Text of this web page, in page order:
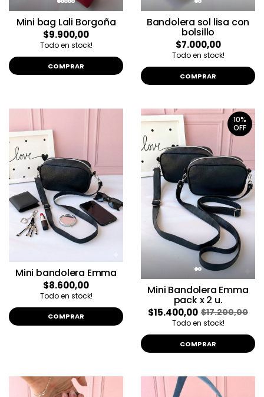
Mini bag Lali Borgoña
$9.900,00
Todo en stock!
COMPRAR
Bandolera sol lisa con
bolsillo
$7.000,00
Todo en stock!
COMPRAR
Mini bandolera Emma
$8.600,00
Todo en stock!
COMPRAR
10%
OFF
Mini Bandolera Emma
pack x 2 u.
$15.400,00 $17.200,00
Todo en stock!
COMPRAR